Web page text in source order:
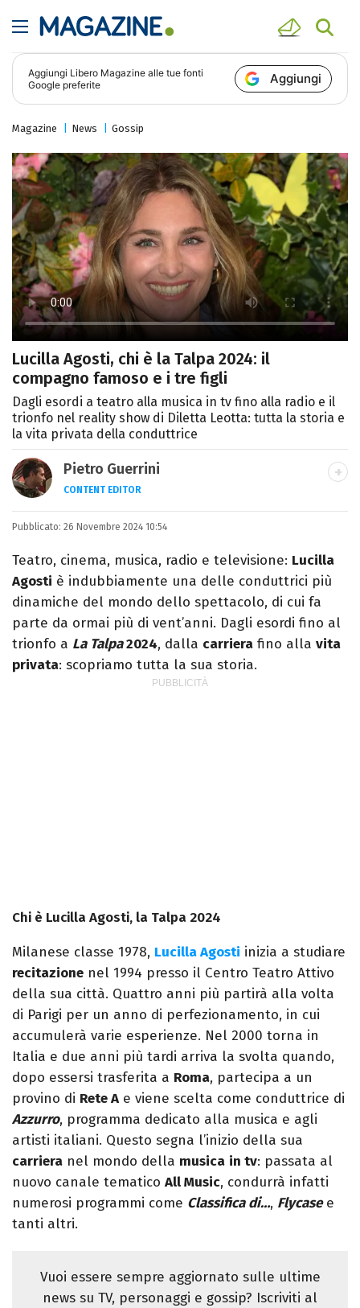
Aggiungi Libero Magazine alle tue fonti
Google preferite
Aggiungi
Magazine News Gossip
Lucilla Agosti, chi è la Talpa 2024: il
compagno famoso e i tre figli
Dagli esordi a teatro alla musica in tv fino alla radio e il
trionfo nel reality show di Diletta Leotta: tutta la storia e
la vita privata della conduttrice
Pietro Guerrini
CONTENT EDITOR
Laurea in Lettere, smania di viaggi e
Pixar).
Pubblicato: 26 Novembre 2024 10:54
Teatro, cinema, musica, radio e televisione: Lucilla
Agosti è indubbiamente una delle conduttrici più
dinamiche del mondo dello spettacolo, di cui fa
parte da ormai più di vent’anni. Dagli esordi fino al
trionfo a La Talpa2024, dalla carriera fino alla vita
privata: scopriamo tutta la sua storia.
Chi è Lucilla Agosti, la Talpa 2024
Milanese classe 1978, Lucilla Agosti inizia a studiare
recitazione nel 1994 presso il Centro Teatro Attivo
della sua città. Quattro anni più partirà alla volta
di Parigi per un anno di perfezionamento, in cui
accumulerà varie esperienze. Nel 2000 torna in
Italia e due anni più tardi arriva la svolta quando,
dopo essersi trasferita a Roma, partecipa a un
provino di Rete Ae viene scelta come conduttrice di
Azzurro, programma dedicato alla musica e agli
artisti italiani. Questo segna l’inizio della sua
carriera nel mondo della musica in tv: passata al
nuovo canale tematico All Music, condurrà infatti
numerosi programmi come Classifica di…, Flycasee
tanti altri.
Vuoi essere sempre aggiornato sulle ultime
news su TV, personaggi e gossip? Iscriviti al